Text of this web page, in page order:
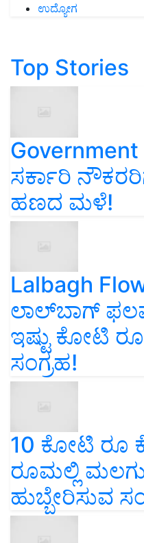
ಉದ್ಯೋಗ
Top Stories
ಸರ್ಕಾರಿ
ಹಣದ ಮಳೆ!
Lalbagh
ಲಾಲ್‌ಬಾಗ್
ಇಷ್ಟು ಕೋಟಿ
ಸಂಗ್ರಹ!
10 ಕೋಟಿ ರೂ
ರೂಮಲ್ಲಿ
ಹುಬ್ಬೇರಿಸುವ